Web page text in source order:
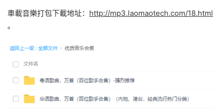
車載音樂打包下載地址： http://mp3.laomaotech.com/18.html
。